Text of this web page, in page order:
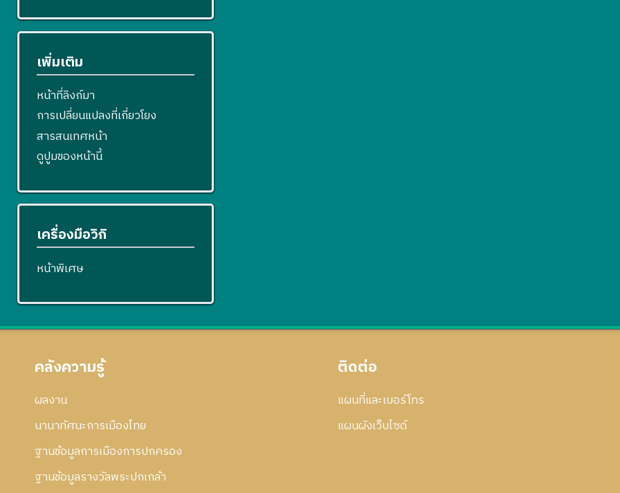
เพิ่มเติม
หน้าที่ลิงก์มา
การเปลี่ยนแปลงที่เกี่ยวโยง
สารสนเทศหน้า
ดูปูมของหน้านี้
เครื่องมือวิกิ
หน้าพิเศษ
คลังความรู้
ผลงาน
นานาทัศนะการเมืองไทย
ฐานข้อมูลการเมืองการปกครอง
ฐานข้อมูลรางวัลพระปกเกล้า
ติดต่อ
แผนที่และเบอร์โทร
แผนผังเว็บไซด์